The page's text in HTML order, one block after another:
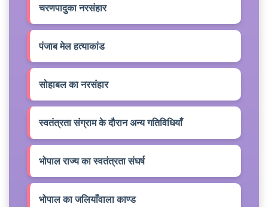
चरणपादुका नरसंहार
पंजाब मेल हत्याकांड
सोहाबल का नरसंहार
स्वतंत्रता संग्राम के दौरान अन्य गतिविधियाँ
भोपाल राज्य का स्वतंत्रता संघर्ष
भोपाल का जलियाँवाला काण्ड